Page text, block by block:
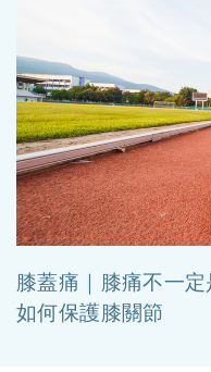
膝蓋痛｜膝痛不一
如何保護膝關節